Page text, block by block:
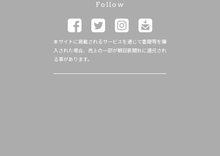
Follow
本サイトに掲載されるサービスを通じて書籍等を購
入された場合、売上の一部が朝日新聞社に還元され
る事があります。